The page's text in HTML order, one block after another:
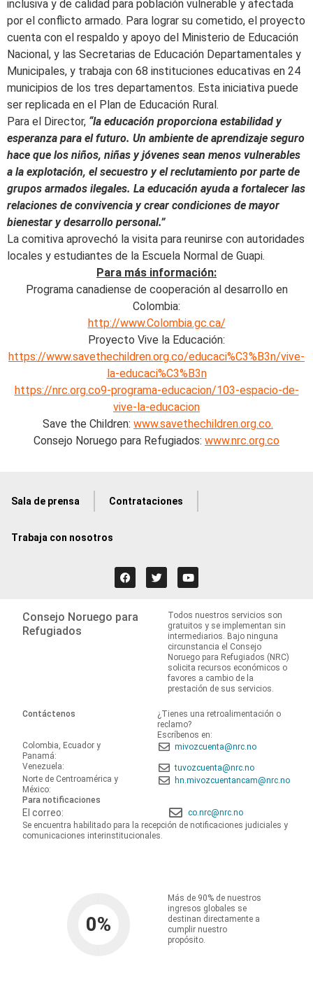
inclusiva y de calidad para población vulnerable y afectada
por el conflicto armado. Para lograr su cometido, el proyecto
cuenta con el respaldo y apoyo del Ministerio de Educación
Nacional, y las Secretarias de Educación Departamentales y
Municipales, y trabaja con 68 instituciones educativas en 24
municipios de los tres departamentos. Esta iniciativa puede
ser replicada en el Plan de Educación Rural.
Para el Director, “la educación proporciona estabilidad y
esperanza para el futuro. Un ambiente de aprendizaje seguro
hace que los niños, niñas y jóvenes sean menos vulnerables
a la explotación, el secuestro y el reclutamiento por parte de
grupos armados ilegales. La educación ayuda a fortalecer las
relaciones de convivencia y crear condiciones de mayor
bienestar y desarrollo personal.”
La comitiva aprovechó la visita para reunirse con autoridades
locales y estudiantes de la Escuela Normal de Guapi.
Para más información:
Programa canadiense de cooperación al desarrollo en
Colombia:
http://www.Colombia.gc.ca/
Proyecto Vive la Educación:
https://www.savethechildren.org.co/educaci%C3%B3n/vive-
la-educaci%C3%B3n
https://nrc.org.co9-programa-educacion/103-espacio-de-
vive-la-educacion
Save the Children: www.savethechildren.org.co.
Consejo Noruego para Refugiados: www.nrc.org.co
Sala de prensa Contrataciones
Trabaja con nosotros
Consejo Noruego para
Refugiados
Todos nuestros servicios son
gratuitos y se implementan sin
intermediarios. Bajo ninguna
circunstancia el Consejo
Noruego para Refugiados (NRC)
solicita recursos económicos o
favores a cambio de la
prestación de sus servicios.
Contáctenos
¿Tienes una retroalimentación o
reclamo?
Escríbenos en:
Colombia, Ecuador y
Panamá:
mivozcuenta@nrc.no
Venezuela:
tuvozcuenta@nrc.no
Norte de Centroamérica y
México:
hn.mivozcuentancam@nrc.no
Para notificaciones
El correo:
co.nrc@nrc.no
Se encuentra habilitado para la recepción de notificaciones judiciales y
comunicaciones interinstitucionales.
0%
Más de 90% de nuestros
ingresos globales se
destinan directamente a
cumplir nuestro
propósito.